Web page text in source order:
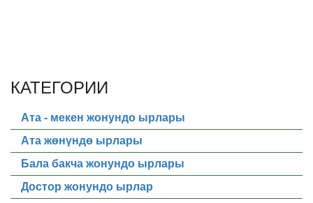
КАТЕГОРИИ
Ата - мекен жонундо ырлары
Ата жөнүндө ырлары
Бала бакча жонундо ырлары
Достор жонундо ырлар